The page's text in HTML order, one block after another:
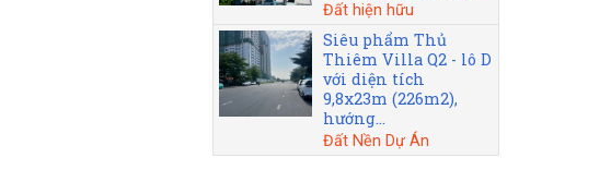
Đất hiện hữu
Siêu phẩm Thủ
Thiêm Villa Q2 - lô D
với diện tích
9,8x23m (226m2),
hướng...
Đất Nền Dự Án